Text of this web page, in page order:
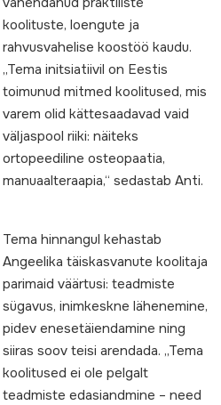
koolituste, loengute ja
rahvusvahelise koostöö kaudu.
„Tema initsiatiivil on Eestis
toimunud mitmed koolitused, mis
varem olid kättesaadavad vaid
väljaspool riiki: näiteks
ortopeediline osteopaatia,
manuaalteraapia,“ sedastab Anti.
Tema hinnangul kehastab
Angeelika täiskasvanute koolitaja
parimaid väärtusi: teadmiste
sügavus, inimkeskne lähenemine,
pidev enesetäiendamine ning
siiras soov teisi arendada. „Tema
koolitused ei ole pelgalt
teadmiste edasiandmine – need